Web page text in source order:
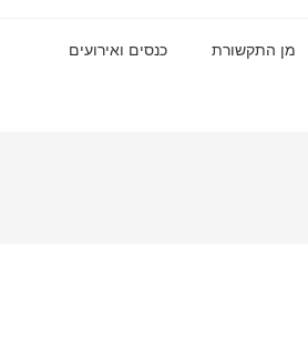
מן התקשורת כנסים ואירועים